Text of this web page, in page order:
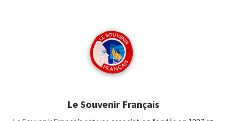
Le Souvenir Français